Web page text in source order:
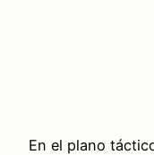
En el plano